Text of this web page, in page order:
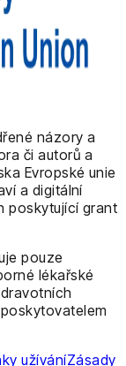
názory a
či autorů a
Evropské unie
a digitální
poskytující grant
pouze
lékařské
užíváníZásady